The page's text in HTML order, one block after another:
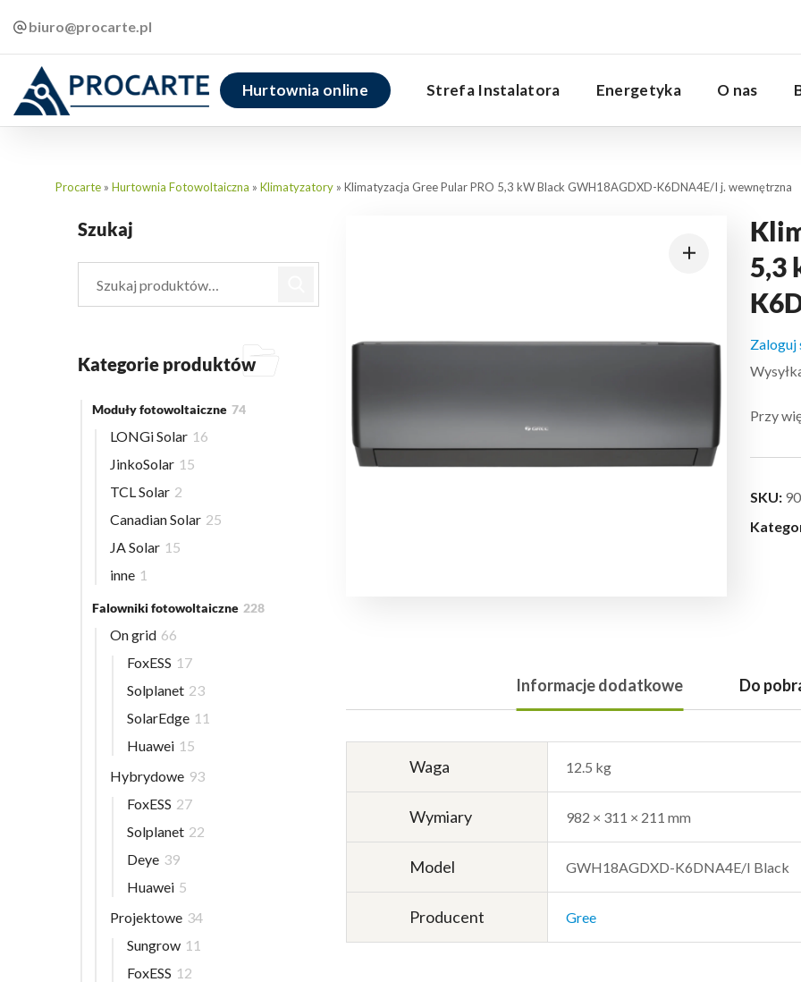
biuro@procarte.pl
Hurtownia online Strefa Instalatora Energetyka O nas
Procarte » Hurtownia Fotowoltaiczna » Klimatyzatory » Klimatyzacja Gree Pular PRO 5,3 kW Black GWH18AGDXD-K6DNA4E/I j. wewnętrzna
5,3
Zaloguj
Przy
SKU:
Informacje dodatkowe Do
Waga 12.5 kg
Wymiary 982 × 311 × 211 mm
Model GWH18AGDXD-K6DNA4E/I Black
Producent Gree
Szukaj
Kategorie produktów
Moduły fotowoltaiczne 74
LONGi Solar 16
JinkoSolar 15
TCL Solar 2
Canadian Solar 25
JA Solar 15
inne 1
Falowniki fotowoltaiczne 228
On grid 66
FoxESS 17
Solplanet 23
SolarEdge 11
Huawei 15
Hybrydowe 93
FoxESS 27
Solplanet 22
Deye 39
Huawei 5
Projektowe 34
Sungrow 11
FoxESS 12